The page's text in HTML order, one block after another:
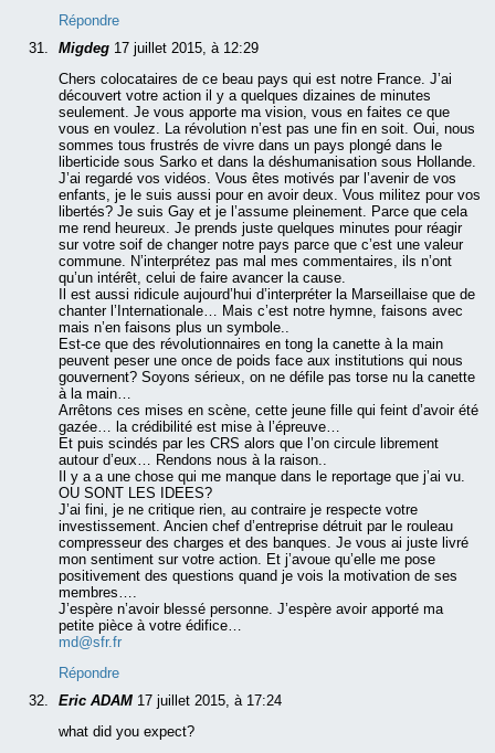
Répondre
Migdeg 17 juillet 2015, à 12:29
Chers colocataires de ce beau pays qui est notre France. J’ai
découvert votre action il y a quelques dizaines de minutes
seulement. Je vous apporte ma vision, vous en faites ce que
vous en voulez. La révolution n’est pas une fin en soit. Oui, nous
sommes tous frustrés de vivre dans un pays plongé dans le
liberticide sous Sarko et dans la déshumanisation sous Hollande.
J’ai regardé vos vidéos. Vous êtes motivés par l’avenir de vos
enfants, je le suis aussi pour en avoir deux. Vous militez pour vos
libertés? Je suis Gay et je l’assume pleinement. Parce que cela
me rend heureux. Je prends juste quelques minutes pour réagir
sur votre soif de changer notre pays parce que c’est une valeur
commune. N’interprétez pas mal mes commentaires, ils n’ont
qu’un intérêt, celui de faire avancer la cause.
Il est aussi ridicule aujourd’hui d’interpréter la Marseillaise que de
chanter l’Internationale… Mais c’est notre hymne, faisons avec
mais n’en faisons plus un symbole..
Est-ce que des révolutionnaires en tong la canette à la main
peuvent peser une once de poids face aux institutions qui nous
gouvernent? Soyons sérieux, on ne défile pas torse nu la canette
à la main…
Arrêtons ces mises en scène, cette jeune fille qui feint d’avoir été
gazée… la crédibilité est mise à l’épreuve…
Et puis scindés par les CRS alors que l’on circule librement
autour d’eux… Rendons nous à la raison..
Il y a a une chose qui me manque dans le reportage que j’ai vu.
OU SONT LES IDEES?
J’ai fini, je ne critique rien, au contraire je respecte votre
investissement. Ancien chef d’entreprise détruit par le rouleau
compresseur des charges et des banques. Je vous ai juste livré
mon sentiment sur votre action. Et j’avoue qu’elle me pose
positivement des questions quand je vois la motivation de ses
membres….
J’espère n’avoir blessé personne. J’espère avoir apporté ma
petite pièce à votre édifice…
md@sfr.fr
Répondre
Eric ADAM 17 juillet 2015, à 17:24
what did you expect?